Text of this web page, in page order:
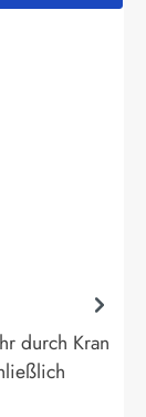
durch Kran